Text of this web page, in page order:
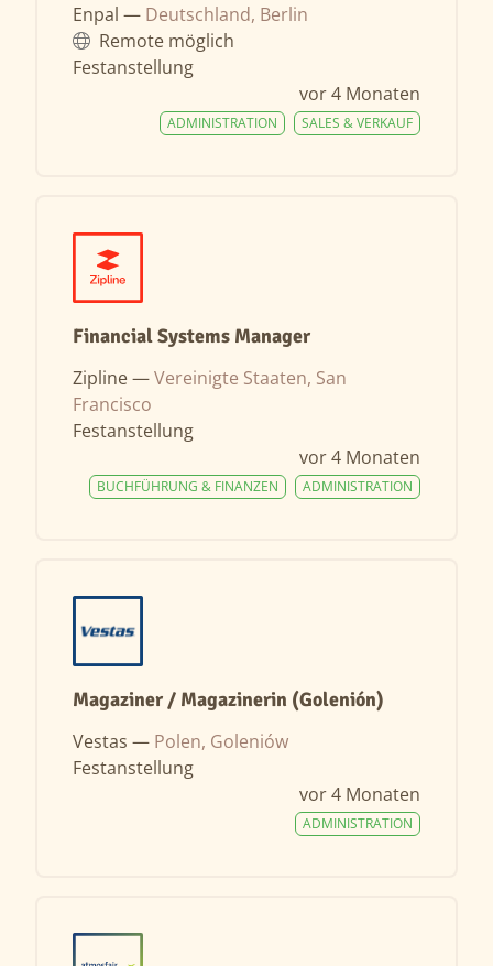
Enpal — Deutschland, Berlin
Remote möglich
Festanstellung
vor 4 Monaten
SALES & VERKAUF
ADMINISTRATION
Financial Systems Manager
Zipline —Vereinigte Staaten, San
Francisco
Festanstellung
vor 4 Monaten
ADMINISTRATION
BUCHFÜHRUNG & FINANZEN
Magaziner / Magazinerin (Golenión)
Vestas — Polen, Goleniów
Festanstellung
vor 4 Monaten
ADMINISTRATION